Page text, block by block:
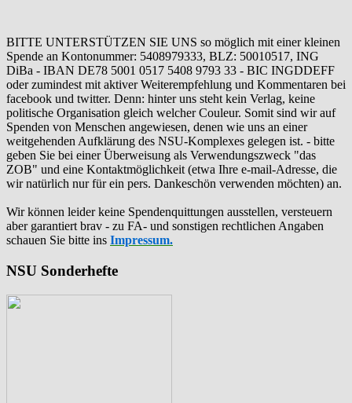
BITTE UNTERSTÜTZEN SIE UNS so möglich mit einer kleinen
Spende an Kontonummer: 5408979333, BLZ: 50010517, ING
DiBa - IBAN DE78 5001 0517 5408 9793 33 - BIC INGDDEFF
oder zumindest mit aktiver Weiterempfehlung und Kommentaren bei
facebook und twitter. Denn: hinter uns steht kein Verlag, keine
politische Organisation gleich welcher Couleur. Somit sind wir auf
Spenden von Menschen angewiesen, denen wie uns an einer
weitgehenden Aufklärung des NSU-Komplexes gelegen ist. - bitte
geben Sie bei einer Überweisung als Verwendungszweck "das
ZOB" und eine Kontaktmöglichkeit (etwa Ihre e-mail-Adresse, die
wir natürlich nur für ein pers. Dankeschön verwenden möchten) an.
Wir können leider keine Spendenquittungen ausstellen, versteuern
aber garantiert brav - zu FA- und sonstigen rechtlichen Angaben
schauen Sie bitte ins Impressum.
NSU Sonderhefte